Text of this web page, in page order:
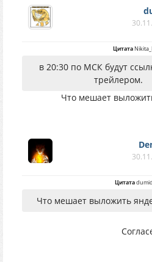
Цитата
в 20:30 по МСК будут
трейлером.
Что мешает
Цитата
Что мешает выложить